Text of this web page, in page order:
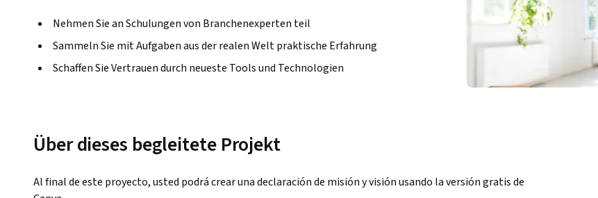
Nehmen Sie an Schulungen von Branchenexperten teil
Sammeln Sie mit Aufgaben aus der realen Welt praktische Erfahrung
Schaffen Sie Vertrauen durch neueste Tools und Technologien
Über dieses begleitete Projekt
Al final de este proyecto, usted podrá crear una declaración de misión y visión usando la versión gratis de